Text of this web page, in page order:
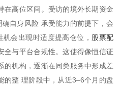
在高位区间。受访的境外长期资金
自身风险 承受能力的前提下，会
会出现时适度提高仓位， 股票配
全与平台合规性。这使得像恒信证
的机构，逐渐在同类服务中形成差
的整 理阶段中，从近3–6个月的盘